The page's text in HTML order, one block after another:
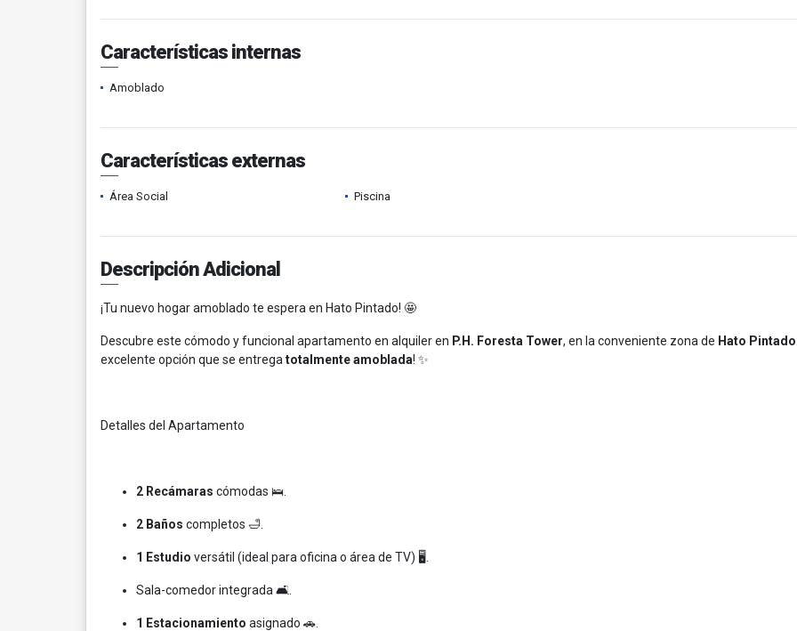
Características internas
Amoblado
Características externas
Área Social Piscina
Descripción Adicional
¡Tu nuevo hogar amoblado te espera en Hato Pintado! 🤩
Descubre este cómodo y funcional apartamento en alquiler en P.H. Foresta Tower, en la conveniente zona de Hato Pintado
excelente opción que se entrega totalmente amoblada! ✨
Detalles del Apartamento
2 Recámaras cómodas 🛌.
2 Baños completos 🛁.
1 Estudio versátil (ideal para oficina o área de TV) 🖥️.
Sala-comedor integrada 🛋️.
1 Estacionamiento asignado 🚗.